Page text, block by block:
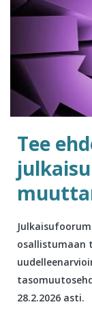
Tee
osallistumaan
28.2.2026 asti.